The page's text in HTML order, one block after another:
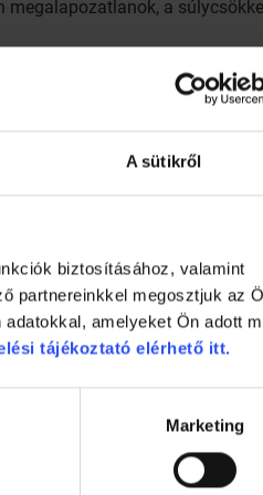
A sütikről
biztosításához, valamint
partnereinkkel megosztjuk az
amelyeket Ön adott
tájékoztató elérhető itt.
Marketing
a
a siker reményében.
képesek hosszú időn
alá Csiszár Miklós, aki jó
távlatából már egyáltalán